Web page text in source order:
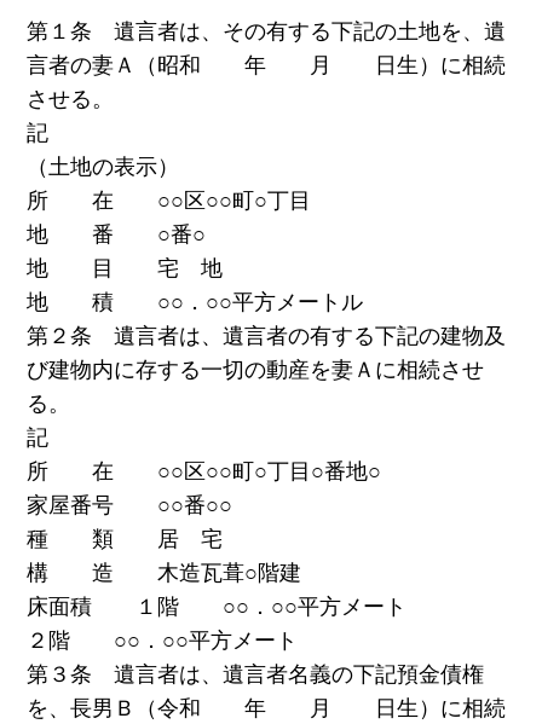
第１条 遺言者は、その有する下記の土地を、遺
言者の妻Ａ（昭和 年 月 日生）に相続
させる。
記
（土地の表示）
所 在 ○○区○○町○丁目
地 番 ○番○
地 目 宅 地
地 積 ○○．○○平方メートル
第２条 遺言者は、遺言者の有する下記の建物及
び建物内に存する一切の動産を妻Ａに相続させ
る。
記
所 在 ○○区○○町○丁目○番地○
家屋番号 ○○番○○
種 類 居 宅
構 造 木造瓦葺○階建
床面積 １階 ○○．○○平方メート
２階 ○○．○○平方メート
第３条 遺言者は、遺言者名義の下記預金債権
を、長男Ｂ（令和 年 月 日生）に相続